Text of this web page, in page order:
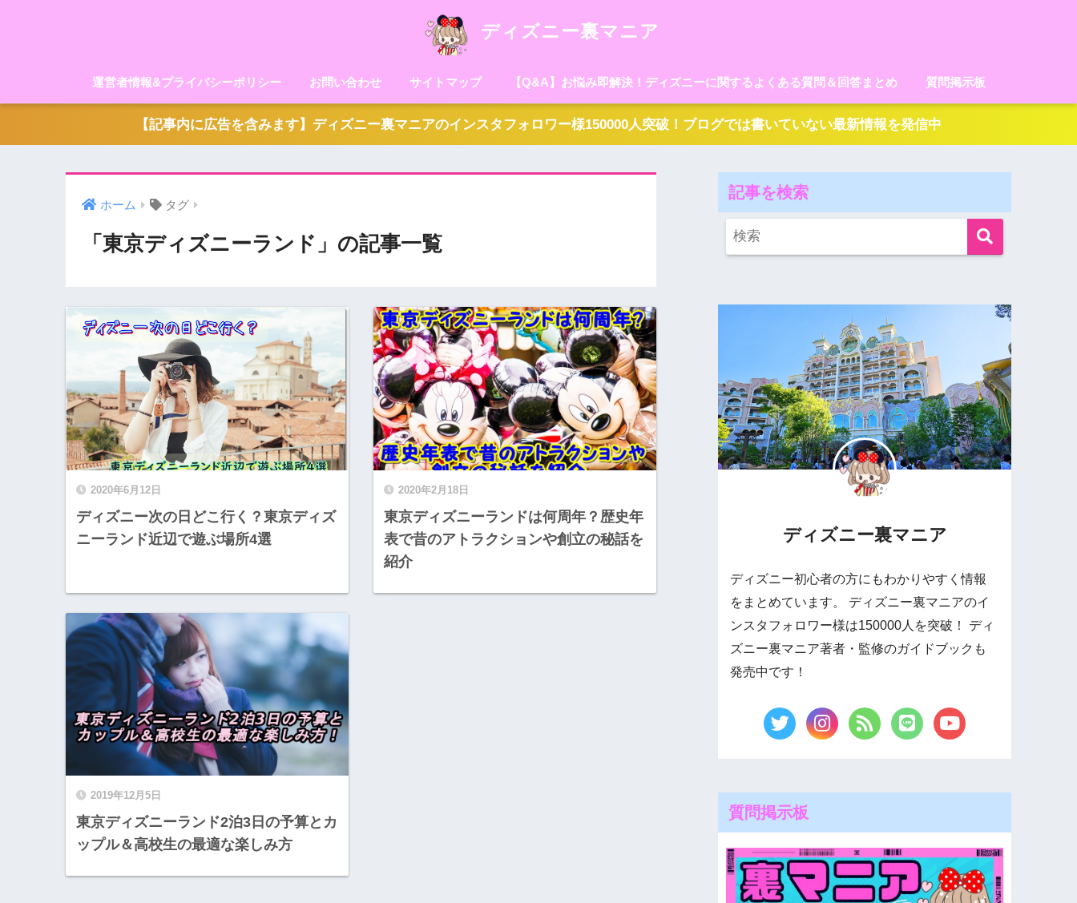
ディズニー裏マニア
運営者情報&プライバシーポリシー お問い合わせ サイトマップ 【Q&A】お悩み即解決！ディズニーに関するよくある質問＆回答まとめ 質問掲示板
【記事内に広告を含みます】ディズニー裏マニアのインスタフォロワー様150000人突破！ブログでは書いていない最新情報を発信中
ホーム タグ
「東京ディズニーランド」の記事一覧
2020年6月12日
ディズニー次の日どこ行く？東京ディズ
ニーランド近辺で遊ぶ場所4選
2020年2月18日
東京ディズニーランドは何周年？歴史年
表で昔のアトラクションや創立の秘話を
紹介
2019年12月5日
東京ディズニーランド2泊3日の予算とカ
ップル＆高校生の最適な楽しみ方
記事を検索
ディズニー裏マニア
ディズニー初心者の方にもわかりやすく情報
をまとめています。 ディズニー裏マニアのイ
ンスタフォロワー様は150000人を突破！ ディ
ズニー裏マニア著者・監修のガイドブックも
発売中です！
質問掲示板